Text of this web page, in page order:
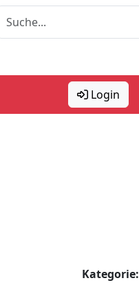
Login
Kategorie: